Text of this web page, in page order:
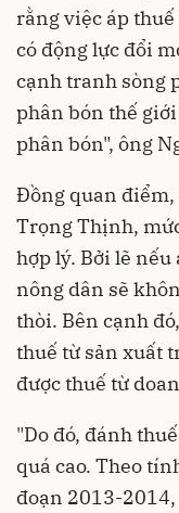
rằng việc áp
có động lực đổi
cạnh tranh sòng
phân bón thế
phân bón", ông
Đồng quan
Trọng Thịnh,
hợp lý. Bởi lẽ
nông dân sẽ
thòi. Bên cạnh
thuế từ sản xuất
được thuế từ
"Do đó, đánh
quá cao. Theo
đoạn 2013-